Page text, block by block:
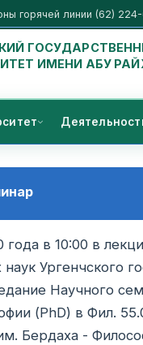
горячей линии (62)
ИМЕНИ АБУ
в 10:00 в
Ургенчского
Научного
(PhD) в Фил.
Бердаха -